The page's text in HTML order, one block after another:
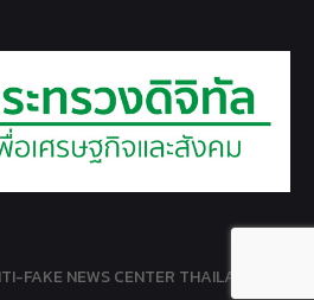
NEWS CENTER THAILAND